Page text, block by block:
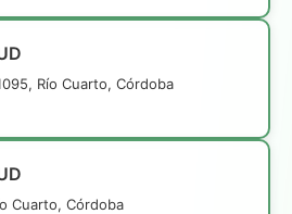
Río Cuarto, Córdoba
Cuarto, Córdoba